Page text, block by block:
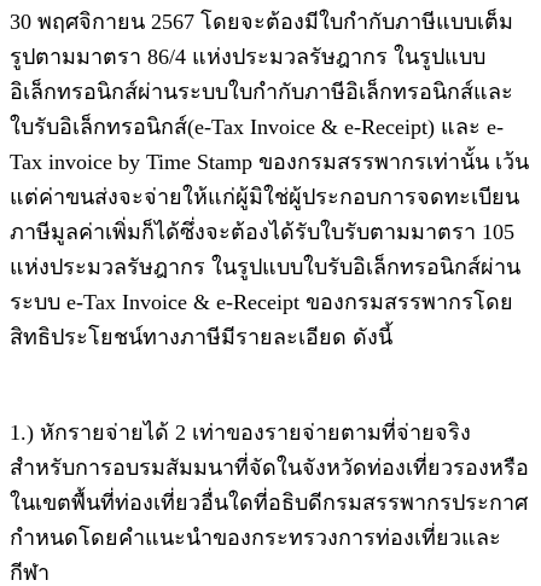
30 พฤศจิกายน 2567 โดยจะต้องมีใบกำกับภาษีแบบเต็ม
รูปตามมาตรา 86/4 แห่งประมวลรัษฎากร ในรูปแบบ
อิเล็กทรอนิกส์ผ่านระบบใบกำกับภาษีอิเล็กทรอนิกส์และ
ใบรับอิเล็กทรอนิกส์(e-Tax Invoice & e-Receipt) และ e-
Tax invoice by Time Stamp ของกรมสรรพากรเท่านั้น เว้น
แต่ค่าขนส่งจะจ่ายให้แก่ผู้มิใช่ผู้ประกอบการจดทะเบียน
ภาษีมูลค่าเพิ่มก็ได้ซึ่งจะต้องได้รับใบรับตามมาตรา 105
แห่งประมวลรัษฎากร ในรูปแบบใบรับอิเล็กทรอนิกส์ผ่าน
ระบบ e-Tax Invoice & e-Receipt ของกรมสรรพากรโดย
สิทธิประโยชน์ทางภาษีมีรายละเอียด ดังนี้
1.) หักรายจ่ายได้ 2 เท่าของรายจ่ายตามที่จ่ายจริง
สำหรับการอบรมสัมมนาที่จัดในจังหวัดท่องเที่ยวรองหรือ
ในเขตพื้นที่ท่องเที่ยวอื่นใดที่อธิบดีกรมสรรพากรประกาศ
กำหนดโดยคำแนะนำของกระทรวงการท่องเที่ยวและ
กีฬา